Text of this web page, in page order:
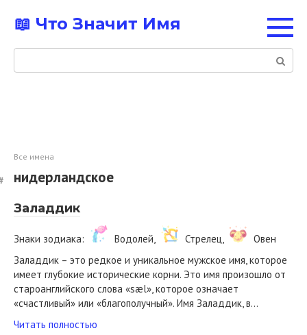
контенту
📖 Что Значит Имя
Поиск:
Все имена
нидерландское
Заладдик
Знаки зодиака: Водолей, Стрелец,
Овен
Заладдик – это редкое и уникальное мужское имя, которое
имеет глубокие исторические корни. Это имя произошло от
староанглийского слова «sæl», которое означает
«счастливый» или «благополучный». Имя Заладдик, в…
Читать полностью